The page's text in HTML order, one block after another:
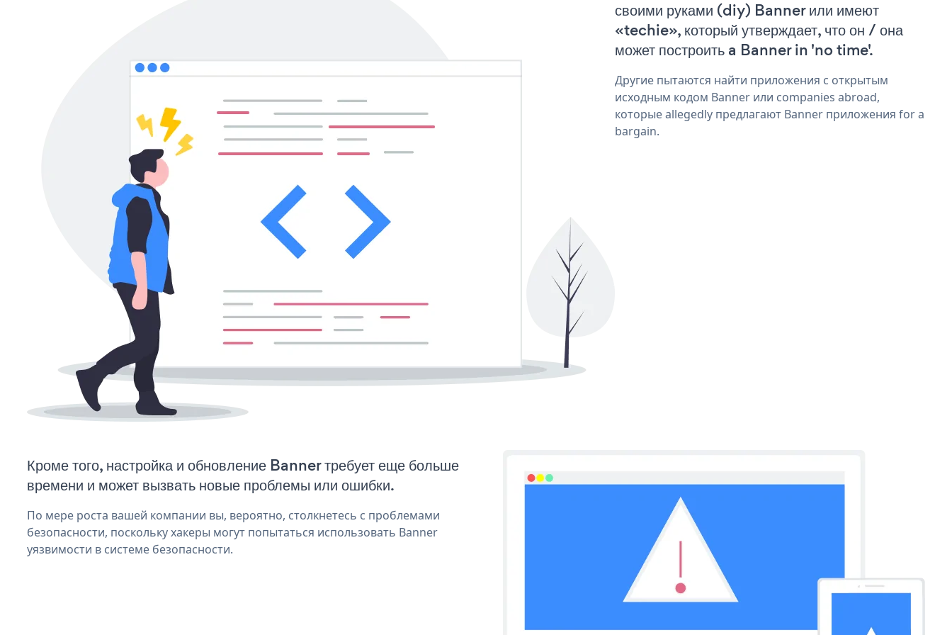
своими руками (diy) Banner или имеют
«techie», который утверждает, что он / она
может построить a Banner in 'no time'.
Другие пытаются найти приложения с открытым
исходным кодом Banner или companies abroad,
которые allegedly предлагают Banner приложения for a
bargain.
Кроме того, настройка и обновление Banner требует еще больше
времени и может вызвать новые проблемы или ошибки.
По мере роста вашей компании вы, вероятно, столкнетесь с проблемами
безопасности, поскольку хакеры могут попытаться использовать Banner
уязвимости в системе безопасности.